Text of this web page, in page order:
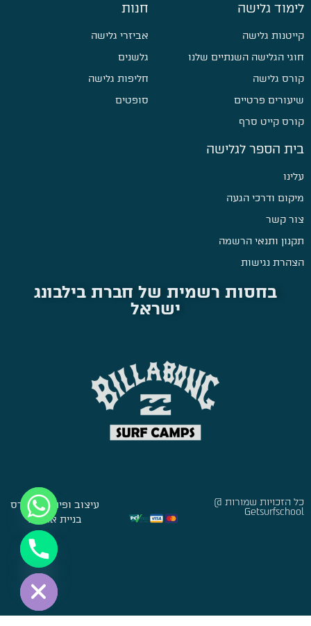
לימוד גלישה
קייטנות גלישה
חוגי הגלישה השנתיים שלנו
קורס גלישה
שיעורים פרטיים
קורס קייט סרף
חנות
אביזרי גלישה
גלשנים
חליפות גלישה
סופטים
בית הספר לגלישה
עלינו
מיקום ודרכי הגעה
צור קשר
תקנון ותנאי הרשמה
הצהרת נגישות
בחסות רשמית של חברת בילבונג
ישראל
כל הזכויות שמורות @
Getsurfschool
עיצוב ופיתוח:סברס
בניית אתרים
Hide chaty